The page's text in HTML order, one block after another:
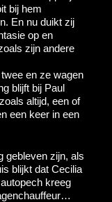
bij hem
En nu duikt zij
op en
zijn andere
en ze wagen
blijft bij Paul
altijd, een of
een keer in een
gebleven zijn, als
blijkt dat Cecilia
kreeg